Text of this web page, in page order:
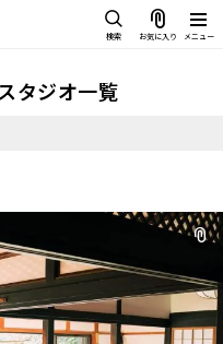
検索 お気に入り メニュー
タジオ一覧